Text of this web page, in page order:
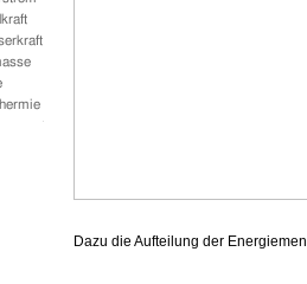
Dazu die Aufteilung der